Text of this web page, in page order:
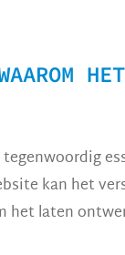
kan het
het laten